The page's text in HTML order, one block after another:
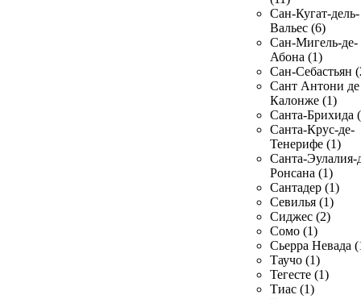
Сан-Кугат-дель-
Вальес (6)
Сан-Мигель-де-
Абона (1)
Сан-Себастьян
Сант Антони де
Калонже (1)
Санта-Брихида
Санта-Крус-де-
Тенерифе (1)
Санта-Эулалия-
Ронсана (1)
Сантадер (1)
Севилья (1)
Сиджес (2)
Сомо (1)
Сьерра Невада
Таучо (1)
Тегесте (1)
Тиас (1)